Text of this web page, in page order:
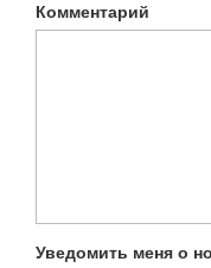
Комментарий
Уведомить меня о